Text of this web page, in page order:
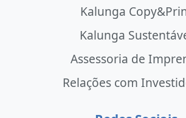
Kalunga
Kalunga
Assessoria de
Relações com